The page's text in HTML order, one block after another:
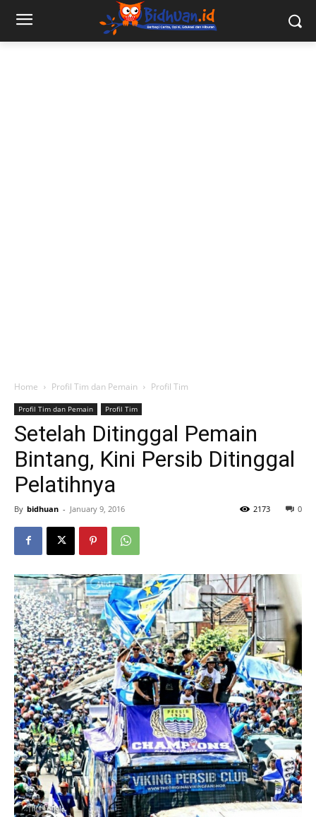
Home Profil Tim dan Pemain Profil Tim
Profil Tim dan Pemain Profil Tim
Setelah Ditinggal Pemain
Bintang, Kini Persib Ditinggal
Pelatihnya
By bidhuan - January 9, 2016 0
2173